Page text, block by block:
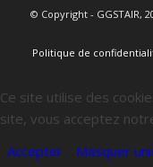
© Copyright - GGSTAIR,
Politique de
Ce site utilise des
site, vous acceptez
Accepter
Masquer